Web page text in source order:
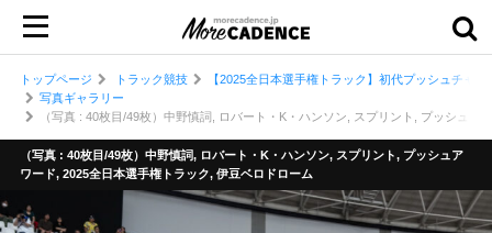
トップページ トラック競技
【2025全日本選手権トラック】初代プッシュチャ
写真ギャラリー
（写真 : 40枚目/49枚）中野慎詞, ロバート・K・ハンソン, スプリント, プッシュ
（写真 : 40枚目/49枚）中野慎詞, ロバート・K・ハンソン, スプリント, プッシュア
ワード, 2025全日本選手権トラック, 伊豆ベロドローム